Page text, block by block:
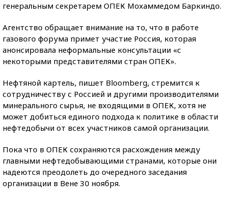
генеральным секретарем ОПЕК Мохаммедом Баркиндо.
Агентство обращает внимание на то, что в работе
газового форума примет участие Россия, которая
анонсировала неформальные консультации «с
некоторыми представителями стран ОПЕК».
Нефтяной картель, пишет Bloomberg, стремится к
сотрудничеству с Россией и другими производителями
минерального сырья, не входящими в ОПЕК, хотя не
может добиться единого подхода к политике в области
нефтедобычи от всех участников самой организации.
Пока что в ОПЕК сохраняются расхождения между
главными нефтедобывающими странами, которые они
надеются преодолеть до очередного заседания
организации в Вене 30 ноября.